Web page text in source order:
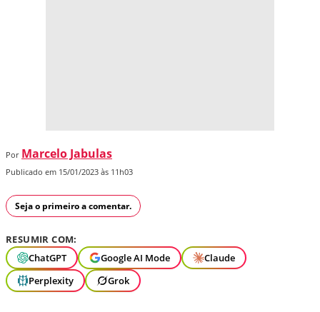
Por Marcelo Jabulas
Publicado em 15/01/2023 às 11h03
Seja o primeiro a comentar.
RESUMIR COM:
ChatGPT
Google AI Mode
Claude
Perplexity
Grok